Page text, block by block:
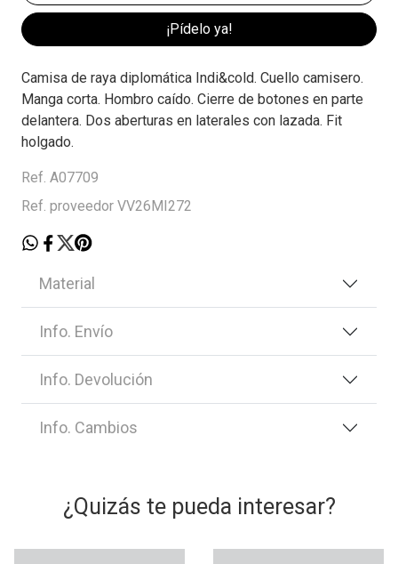
¡Pídelo ya!
Camisa de raya diplomática Indi&cold. Cuello camisero.
Manga corta. Hombro caído. Cierre de botones en parte
delantera. Dos aberturas en laterales con lazada. Fit
holgado.
Ref. A07709
Ref. proveedor VV26MI272
Material
Info. Envío
Info. Devolución
Info. Cambios
¿Quizás te pueda interesar?